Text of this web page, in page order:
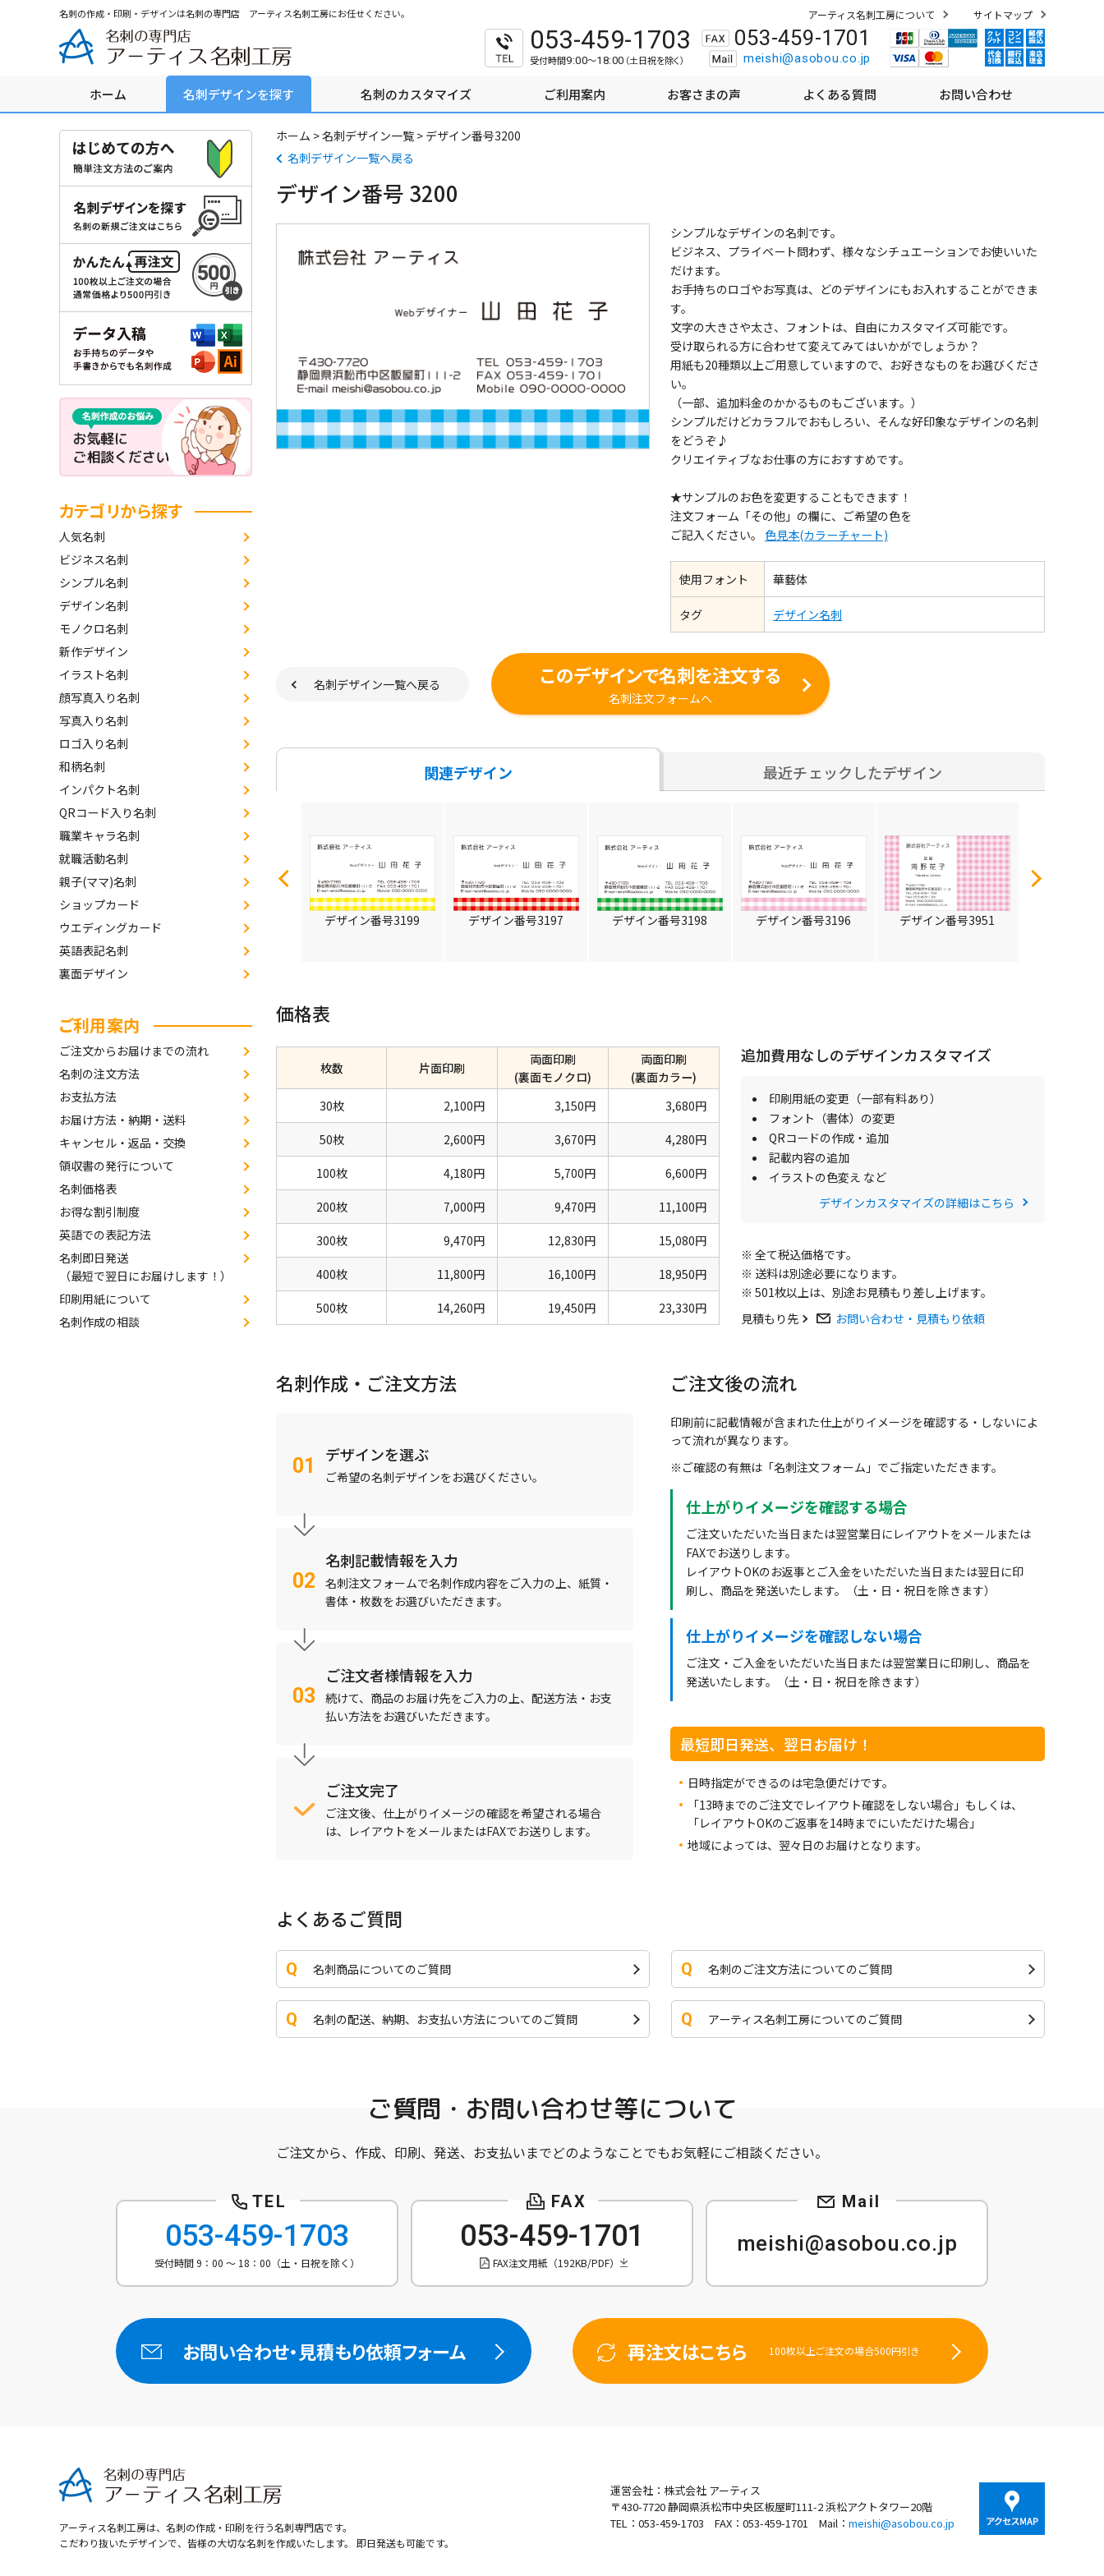
ビ
ゲ
名刺の作成・印刷・デザインは名刺の専門店 アーティス名刺工房にお任せください。 アーティス名刺工房について サイトマップ
053-459-1703
受付時間9:00～18:00 （土日祝を除く）
053-459-1701
meishi@asobou.co.jp
ホーム 名刺デザインを探す 名刺のカスタマイズ ご利用案内 お客さまの声 よくある質問 お問い合わせ
ホーム >名刺デザイン一覧 > デザイン番号3200
名刺デザイン一覧へ戻る
デザイン番号 3200
シンプルなデザインの名刺です。
ビジネス、プライベート問わず、様々なシチュエーションでお使いいた
だけます。
お手持ちのロゴやお写真は、どのデザインにもお入れすることができま
す。
文字の大きさや太さ、フォントは、自由にカスタマイズ可能です。
受け取られる方に合わせて変えてみてはいかがでしょうか？
用紙も20種類以上ご用意していますので、お好きなものをお選びくださ
い。
（一部、追加料金のかかるものもございます。）
シンプルだけどカラフルでおもしろい、そんな好印象なデザインの名刺
をどうぞ♪
クリエイティブなお仕事の方におすすめです。
★サンプルのお色を変更することもできます！
注文フォーム「その他」の欄に、ご希望の色を
ご記入ください。 色見本(カラーチャート)
使用フォント 華藝体
タグ デザイン名刺
このデザインで名刺を注文する
名刺注文フォームへ
名刺デザイン一覧へ戻る
関連デザイン 最近チェックしたデザイン
デザイン番号3944 デザイン番号3943 デザイン番号3199 デザイン番号3197 デザイン番号3198 デザイン番号3196 デザイン番号3951
価格表
枚数 片面印刷
両面印刷
(裏面モノクロ)
両面印刷
(裏面カラー)
30枚
2,100円 3,150円 3,680円
50枚 2,600円 3,670円 4,280円
100枚 4,180円 5,700円 6,600円
200枚 7,000円 9,470円 11,100円
300枚 9,470円 12,830円 15,080円
400枚 11,800円 16,100円 18,950円
500枚 14,260円 19,450円 23,330円
追加費用なしのデザインカスタマイズ
印刷用紙の変更（一部有料あり）
フォント（書体）の変更
QRコードの作成・追加
記載内容の追加
イラストの色変え など
デザインカスタマイズの詳細はこちら
※ 全て税込価格です。
※ 送料は別途必要になります。
※ 501枚以上は、別途お見積もり差し上げます。
見積もり先
お問い合わせ・見積もり依頼
名刺作成・ご注文方法
デザインを選ぶ
ご希望の名刺デザインをお選びください。
名刺記載情報を入力
名刺注文フォームで名刺作成内容をご入力の上、紙質・
書体・枚数をお選びいただきます。
ご注文者様情報を入力
続けて、商品のお届け先をご入力の上、配送方法・お支
払い方法をお選びいただきます。
ご注文完了
ご注文後、仕上がりイメージの確認を希望される場合
は、レイアウトをメールまたはFAXでお送りします。
ご注文後の流れ
印刷前に記載情報が含まれた仕上がりイメージを確認する・しないによ
って流れが異なります。
※ご確認の有無は「名刺注文フォーム」でご指定いただきます。
仕上がりイメージを確認する場合
ご注文いただいた当日または翌営業日にレイアウトをメールまたは
FAXでお送りします。
レイアウトOKのお返事とご入金をいただいた当日または翌日に印
刷し、商品を発送いたします。（土・日・祝日を除きます）
仕上がりイメージを確認しない場合
ご注文・ご入金をいただいた当日または翌営業日に印刷し、商品を
発送いたします。（土・日・祝日を除きます）
最短即日発送、翌日お届け！
日時指定ができるのは宅急便だけです。
「13時までのご注文でレイアウト確認をしない場合」もしくは、
「レイアウトOKのご返事を14時までにいただけた場合」
地域によっては、翌々日のお届けとなります。
よくあるご質問
名刺商品についてのご質問 名刺のご注文方法についてのご質問
名刺の配送、納期、お支払い方法についてのご質問 アーティス名刺工房についてのご質問
カテゴリから探す
人気名刺
ビジネス名刺
シンプル名刺
デザイン名刺
モノクロ名刺
新作デザイン
イラスト名刺
顔写真入り名刺
写真入り名刺
ロゴ入り名刺
和柄名刺
インパクト名刺
QRコード入り名刺
職業キャラ名刺
就職活動名刺
親子(ママ)名刺
ショップカード
ウエディングカード
英語表記名刺
裏面デザイン
ご利用案内
ご注文からお届けまでの流れ
名刺の注文方法
お支払方法
お届け方法・納期・送料
キャンセル・返品・交換
領収書の発行について
名刺価格表
お得な割引制度
英語での表記方法
名刺即日発送
（最短で翌日にお届けします！）
印刷用紙について
名刺作成の相談
ご質問・お問い合わせ等について
ご注文から、作成、印刷、発送、お支払いまでどのようなことでもお気軽にご相談ください。
053-459-1703
受付時間 9：00 ～ 18：00（土・日祝を除く）
053-459-1701
FAX注文用紙（192KB/PDF）
meishi@asobou.co.jp
お問い合わせ・ 見積もり依頼フォーム 再注文はこちら 100枚以上ご注文の場合500円引き
アーティス名刺工房は、名刺の作成・印刷を行う名刺専門店です。
こだわり抜いたデザインで、皆様の大切な名刺を作成いたします。 即日発送も可能です。
運営会社：株式会社 アーティス
〒430-7720静岡県浜松市中央区板屋町111-2 浜松アクトタワー20階
TEL：053-459-1703 FAX：053-459-1701 Mail： meishi@asobou.co.jp